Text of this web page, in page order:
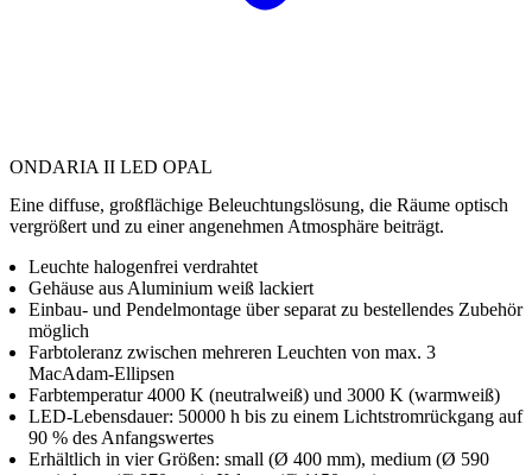
ONDARIA II LED OPAL
Eine diffuse, großflächige Beleuchtungslösung, die Räume optisch
vergrößert und zu einer angenehmen Atmosphäre beiträgt.
Leuchte halogenfrei verdrahtet
Gehäuse aus Aluminium weiß lackiert
Einbau- und Pendelmontage über separat zu bestellendes Zubehör
möglich
Farbtoleranz zwischen mehreren Leuchten von max. 3
MacAdam-Ellipsen
Farbtemperatur 4000 K (neutralweiß) und 3000 K (warmweiß)
LED-Lebensdauer: 50000 h bis zu einem Lichtstromrückgang auf
90 % des Anfangswertes
Erhältlich in vier Größen: small (Ø 400 mm), medium (Ø 590